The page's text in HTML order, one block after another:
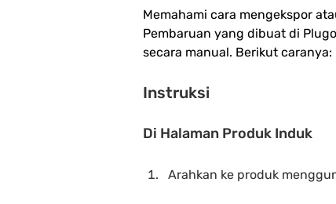
Memahami cara mengekspor
Pembaruan yang dibuat di
secara manual. Berikut caranya:
Instruksi
Di Halaman Produk Induk
Arahkan ke produk